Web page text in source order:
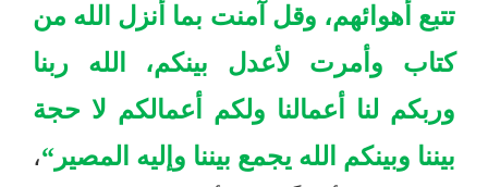
تتبع أهوائهم، وقل آمنت بما أنزل الله من
كتاب وأمرت لأعدل بينكم، الله ربنا
وربكم لنا أعمالنا ولكم أعمالكم لا حجة
بيننا وبينكم الله يجمع بيننا وإليه المصير “،